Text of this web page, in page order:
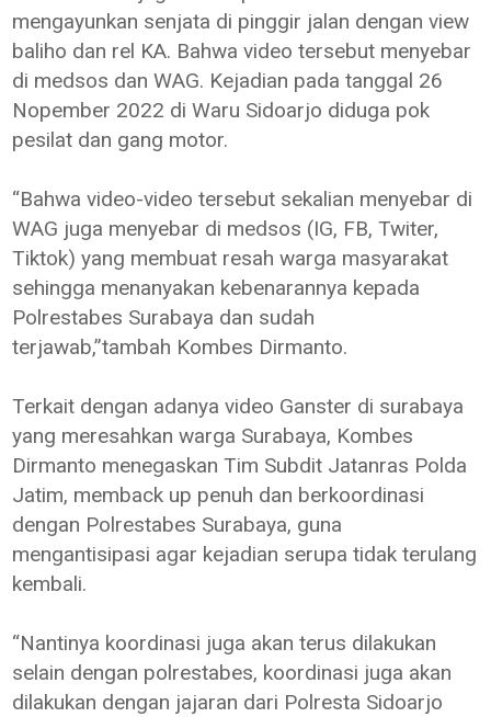
mengayunkan senjata di pinggir jalan dengan view
baliho dan rel KA. Bahwa video tersebut menyebar
di medsos dan WAG. Kejadian pada tanggal 26
Nopember 2022 di Waru Sidoarjo diduga pok
pesilat dan gang motor.
“Bahwa video-video tersebut sekalian menyebar di
WAG juga menyebar di medsos (IG, FB, Twiter,
Tiktok) yang membuat resah warga masyarakat
sehingga menanyakan kebenarannya kepada
Polrestabes Surabaya dan sudah
terjawab,”tambah Kombes Dirmanto.
Terkait dengan adanya video Ganster di surabaya
yang meresahkan warga Surabaya, Kombes
Dirmanto menegaskan Tim Subdit Jatanras Polda
Jatim, memback up penuh dan berkoordinasi
dengan Polrestabes Surabaya, guna
mengantisipasi agar kejadian serupa tidak terulang
kembali.
“Nantinya koordinasi juga akan terus dilakukan
selain dengan polrestabes, koordinasi juga akan
dilakukan dengan jajaran dari Polresta Sidoarjo